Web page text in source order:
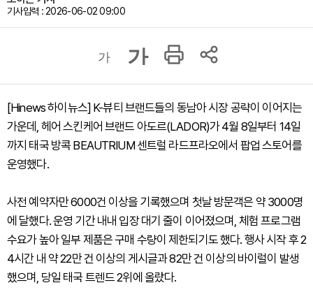
기사입력 : 2026-06-02 09:00
가 가
[Hinews 하이뉴스] K-뷰티 브랜드들의 동남아 시장 공략이 이어지는
가운데, 헤어 스킨케어 브랜드 아도르(LADOR)가 4월 8일부터 14일
까지 태국 방콕 BEAUTRIUM 센트럴 라드프라오에서 팝업 스토어를
운영했다.
사전 예약자만 6000건 이상을 기록했으며 첫날 방문객은 약 3000명
에 달했다. 운영 기간 내내 입장 대기 줄이 이어졌으며, 체험 프로그램
수요가 높아 일부 제품은 구매 수량이 제한되기도 했다. 행사 시작 후 2
4시간 내 약 22만 건 이상의 게시글과 82만 건 이상의 바이럴이 발생
했으며, 당일 태국 트렌드 2위에 올랐다.